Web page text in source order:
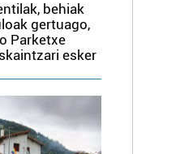
behiak
gertuago,
Parketxe
esker